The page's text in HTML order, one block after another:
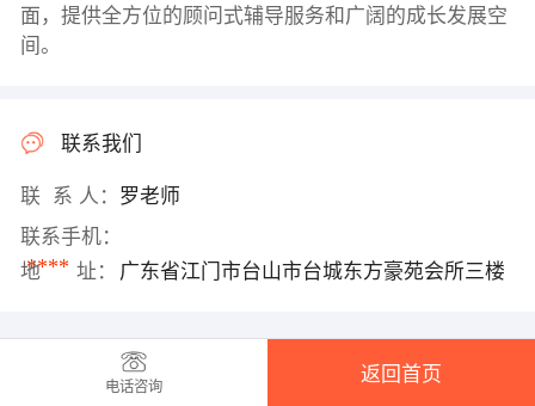
面，提供全方位的顾问式辅导服务和广阔的成长发展空
间。
联系我们
联 系 人： 罗老师
联系手机：
****
地 址： 广东省江门市台山市台城东方豪苑会所三楼
电话咨询
返回首页